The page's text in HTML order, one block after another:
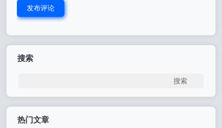
发布评论
搜索
热门文章